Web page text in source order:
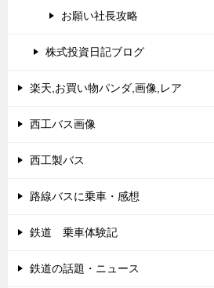
お願い社長攻略
株式投資日記ブログ
楽天,お買い物パンダ,画像,レア
西工バス画像
西工製バス
路線バスに乗車・感想
鉄道 乗車体験記
鉄道の話題・ニュース